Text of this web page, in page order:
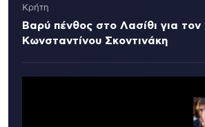
Κρήτη
Βαρύ πένθος στο Λασίθι για τον
Κωνσταντίνου Σκοντινάκη